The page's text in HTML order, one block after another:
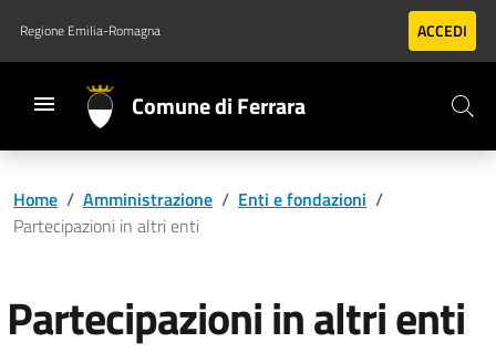
Vai al contenuto principale
Vai al footer
Regione Emilia-Romagna ACCEDI
Comune di Ferrara
Home / Amministrazione / Enti e fondazioni /
Partecipazioni in altri enti
Partecipazioni in altri enti